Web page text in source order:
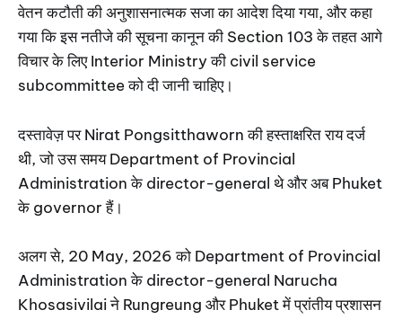
वेतन कटौती की अनुशासनात्मक सजा का आदेश दिया गया, और कहा
गया कि इस नतीजे की सूचना कानून की Section 103 के तहत आगे
विचार के लिए Interior Ministry की civil service
subcommittee को दी जानी चाहिए।
दस्तावेज़ पर Nirat Pongsitthaworn की हस्ताक्षरित राय दर्ज
थी, जो उस समय Department of Provincial
Administration के director-general थे और अब Phuket
के governor हैं।
अलग से, 20 May, 2026 को Department of Provincial
Administration के director-general Narucha
Khosasivilai ने Rungreung और Phuket में प्रांतीय प्रशासन